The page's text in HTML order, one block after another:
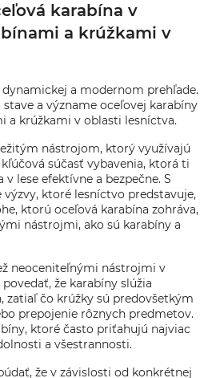
karabína v
a krúžkami v
a modernom prehľade.
a význame oceľovej karabíny
a krúžkami v oblasti lesníctva.
nástrojom, ktorý využívajú
súčasť vybavenia, ktorá ti
lese efektívne a bezpečne. S
ktoré lesníctvo predstavuje,
ktorú oceľová karabína zohráva,
nástrojmi, ako sú karabíny a
neoceniteľnými nástrojmi v
že karabíny slúžia
zatiaľ čo krúžky sú predovšetkým
prepojenie rôznych predmetov.
ktoré často priťahujú najviac
a všestrannosti.
že v závislosti od konkrétnej